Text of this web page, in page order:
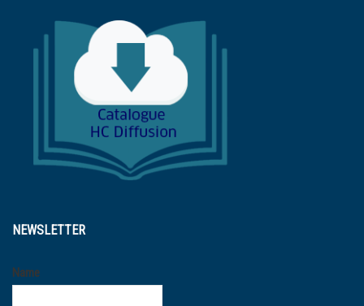
NEWSLETTER
Name